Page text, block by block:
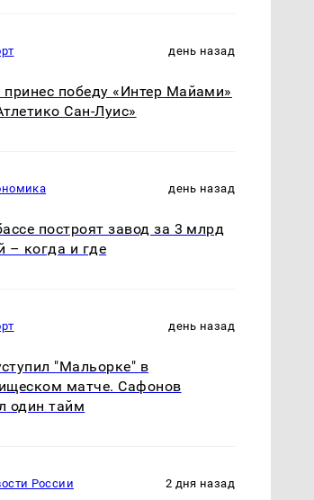
день назад
принес победу «Интер Майами»
Сан-Луис»
день назад
построят завод за 3 млрд
– когда и где
день назад
"Мальорке" в
матче. Сафонов
один тайм
России 2 дня назад